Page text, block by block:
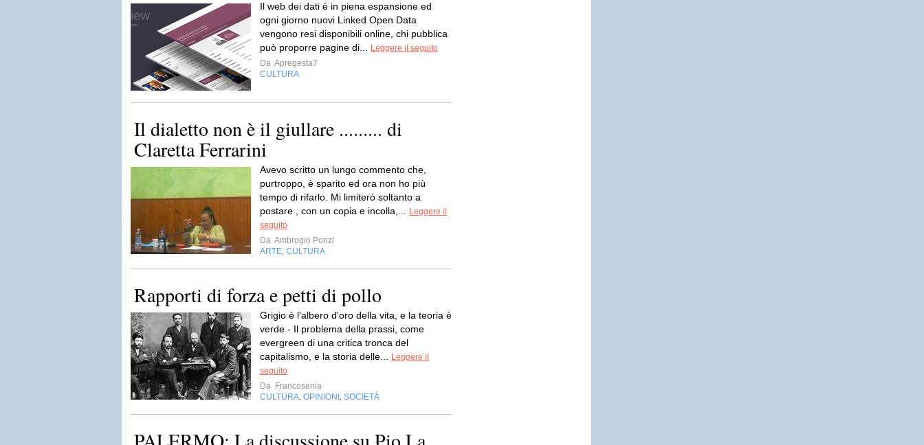
Il web dei dati è in piena espansione ed
ogni giorno nuovi Linked Open Data
vengono resi disponibili online, chi pubblica
può proporre pagine di...
Leggere il seguito
Da Apregesta7
CULTURA
Il dialetto non è il giullare ......... di
Claretta Ferrarini
Avevo scritto un lungo commento che,
purtroppo, è sparito ed ora non ho più
tempo di rifarlo. Mi limiterò soltanto a
postare , con un copia e incolla,...
Leggere il
seguito
Da Ambrogio Ponzi
ARTE CULTURA
Rapporti di forza e petti di pollo
Grigio è l'albero d'oro della vita, e la teoria è
verde - Il problema della prassi, come
evergreen di una critica tronca del
capitalismo, e la storia delle...
Leggere il
seguito
Da Francosenia
CULTURA OPINIONI SOCIETÀ